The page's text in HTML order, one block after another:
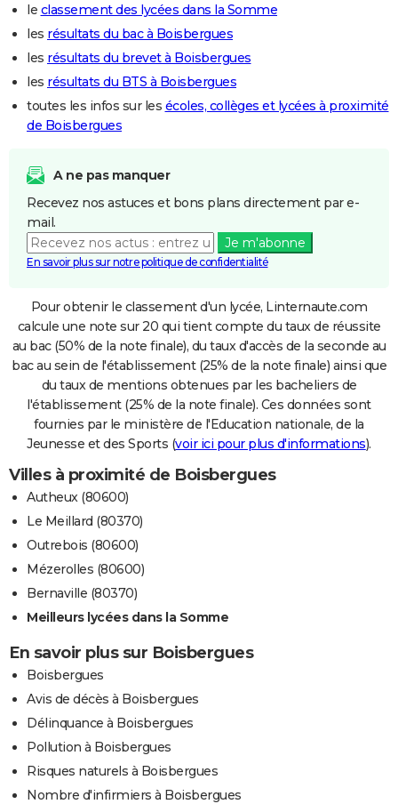
le classement des lycées dans la Somme
les résultats du bac à Boisbergues
les résultats du brevet à Boisbergues
les résultats du BTS à Boisbergues
toutes les infos sur les écoles, collèges et lycées à proximité
de Boisbergues
A ne pas manquer
Recevez nos astuces et bons plans directement par e-
mail.
Je m'abonne
En savoir plus sur notre politique de confidentialité
Pour obtenir le classement d'un lycée, Linternaute.com
calcule une note sur 20 qui tient compte du taux de réussite
au bac (50% de la note finale), du taux d'accès de la seconde au
bac au sein de l'établissement (25% de la note finale) ainsi que
du taux de mentions obtenues par les bacheliers de
l'établissement (25% de la note finale). Ces données sont
fournies par le ministère de l'Education nationale, de la
Jeunesse et des Sports (voir ici pour plus d'informations).
Villes à proximité de Boisbergues
Autheux (80600)
Le Meillard (80370)
Outrebois (80600)
Mézerolles (80600)
Bernaville (80370)
Meilleurs lycées dans la Somme
En savoir plus sur Boisbergues
Boisbergues
Avis de décès à Boisbergues
Délinquance à Boisbergues
Pollution à Boisbergues
Risques naturels à Boisbergues
Nombre d'infirmiers à Boisbergues